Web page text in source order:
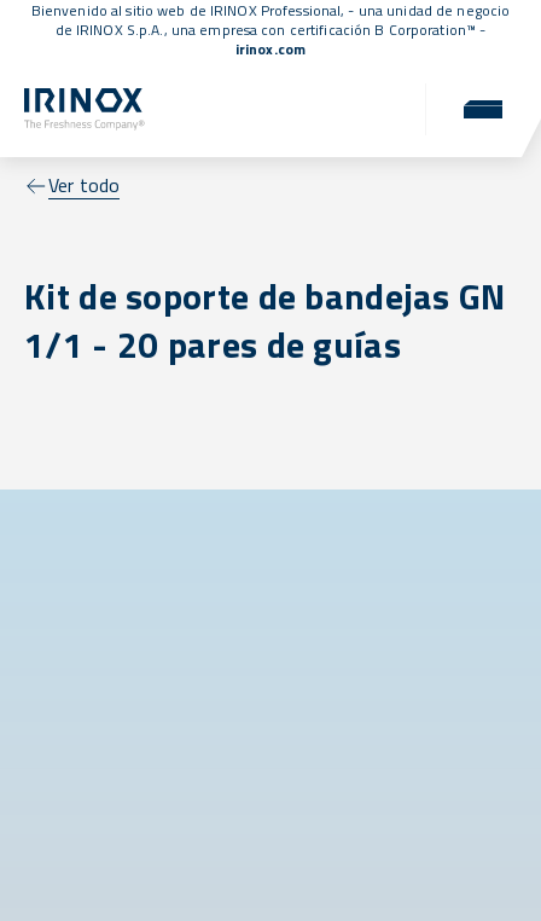
Bienvenido al sitio web de IRINOX Professional, - una unidad de negocio
de IRINOX S.p.A., una empresa con certificación B Corporation™ -
irinox.com
Ver todo
Kit de soporte de bandejas GN
1/1 - 20 pares de guías